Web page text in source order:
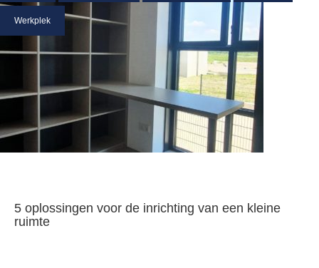
Werkplek
5 oplossingen voor de inrichting van een kleine
ruimte